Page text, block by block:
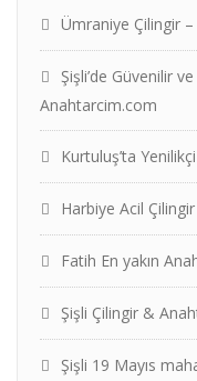
Ümraniye Çilingir
Şişli’de Güvenilir
Anahtarcim.com
Kurtuluş’ta
Harbiye Acil Çilingir
Fatih En yakın
Şişli Çilingir &
Şişli 19 Mayıs